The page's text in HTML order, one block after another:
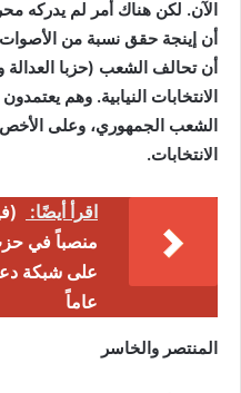
الآن. لكن هناك أمر لم يدركه
أن إينجة حقق نسبة من
أن تحالف الشعب (حزبا العدالة
الانتخابات النيابية. وهم
الشعب الجمهوري، وعلى الأخص
الانتخابات.
اقرأ أيضًا:
منصباً في
عاماً
المنتصر والخاسر